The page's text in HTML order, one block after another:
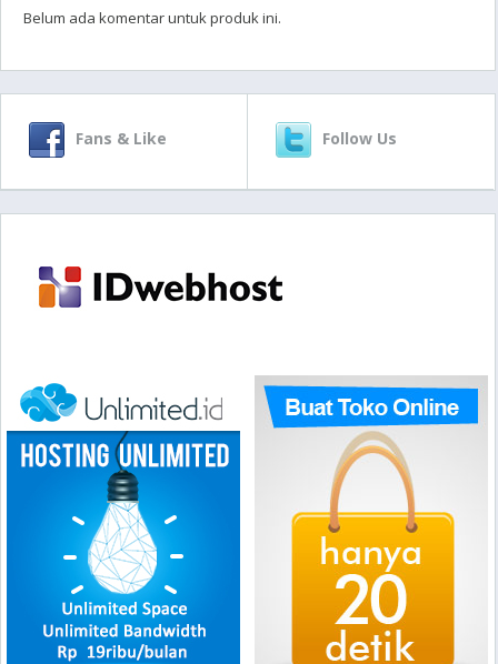
Belum ada komentar untuk produk ini.
Fans & Like Follow Us